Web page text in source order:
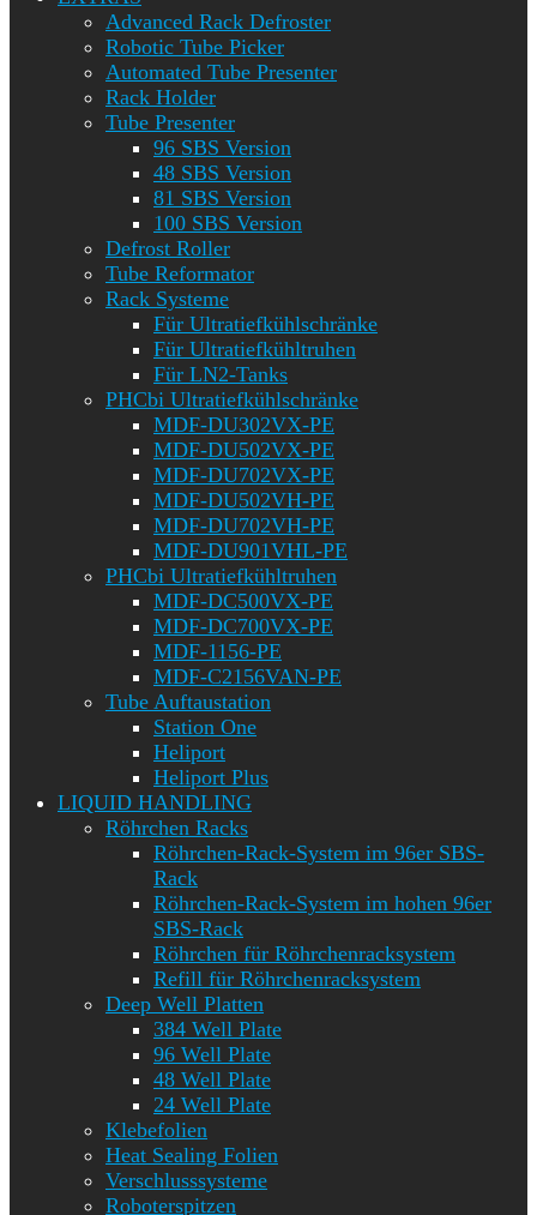
Advanced Rack Defroster
Robotic Tube Picker
Automated Tube Presenter
Rack Holder
Tube Presenter
96 SBS Version
48 SBS Version
81 SBS Version
100 SBS Version
Defrost Roller
Tube Reformator
Rack Systeme
Für Ultratiefkühlschränke
Für Ultratiefkühltruhen
Für LN2-Tanks
PHCbi Ultratiefkühlschränke
MDF-DU302VX-PE
MDF-DU502VX-PE
MDF-DU702VX-PE
MDF-DU502VH-PE
MDF-DU702VH-PE
MDF-DU901VHL-PE
PHCbi Ultratiefkühltruhen
MDF-DC500VX-PE
MDF-DC700VX-PE
MDF-1156-PE
MDF-C2156VAN-PE
Tube Auftaustation
Station One
Heliport
Heliport Plus
LIQUID HANDLING
Röhrchen Racks
Röhrchen-Rack-System im 96er SBS-
Rack
Röhrchen-Rack-System im hohen 96er
SBS-Rack
Röhrchen für Röhrchenracksystem
Refill für Röhrchenracksystem
Deep Well Platten
384 Well Plate
96 Well Plate
48 Well Plate
24 Well Plate
Klebefolien
Heat Sealing Folien
Verschlusssysteme
Roboterspitzen